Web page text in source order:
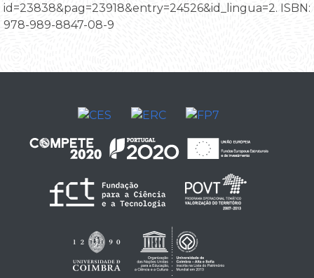
id=23838&pag=23918&entry=24526&id_lingua=2. ISBN:
978-989-8847-08-9